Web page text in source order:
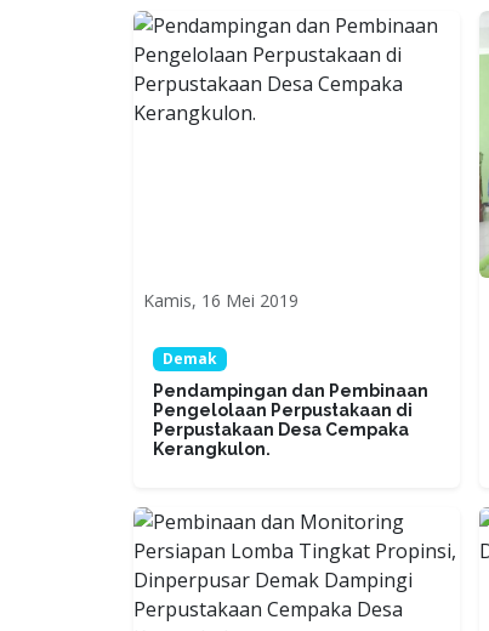
Kamis, 16 Mei 2019
Demak
Pendampingan dan Pembinaan
Pengelolaan Perpustakaan di
Perpustakaan Desa Cempaka
Kerangkulon.